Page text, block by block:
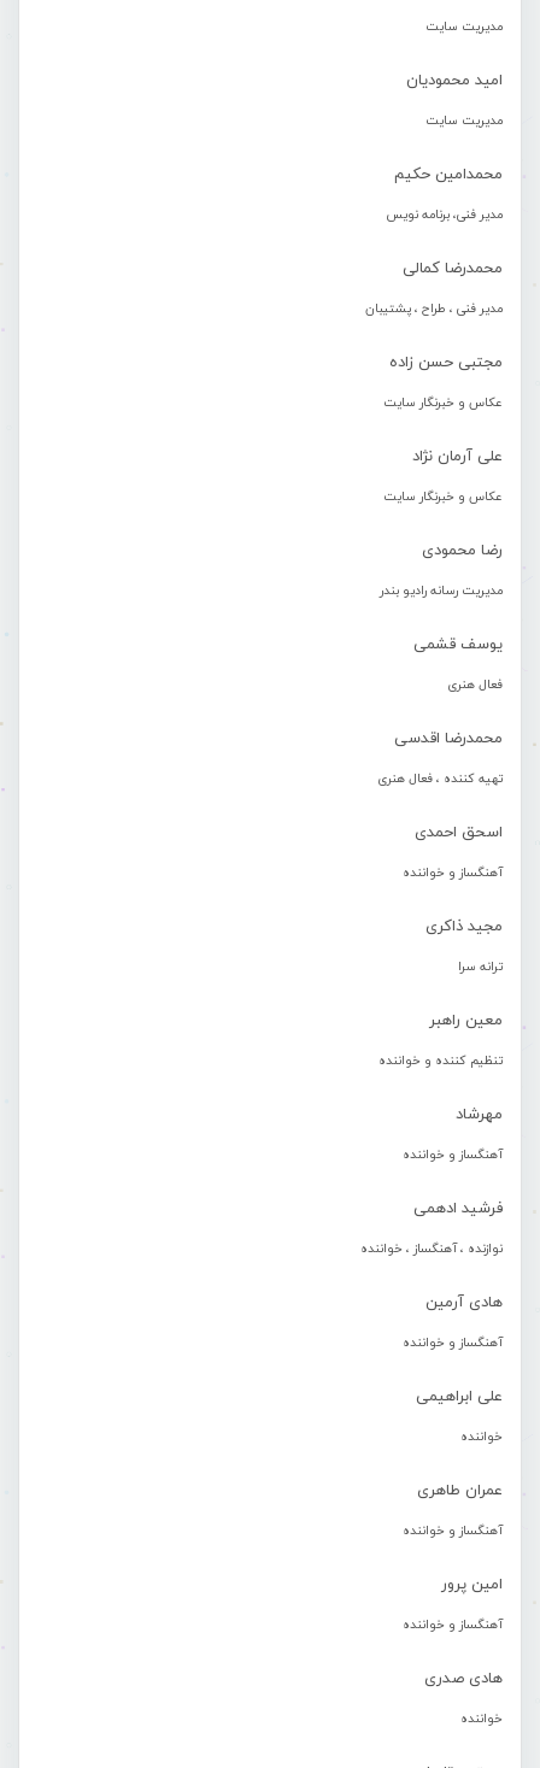
مدیریت سایت
امید محمودیان
مدیریت سایت
محمدامین حکیم
مدیر فنی، برنامه نویس
محمدرضا کمالی
مدیر فنی ، طراح ، پشتیبان
مجتبی حسن زاده
عکاس و خبرنگار سایت
علی آرمان نژاد
عکاس و خبرنگار سایت
رضا محمودی
مدیریت رسانه رادیو بندر
یوسف قشمی
فعال هنری
محمدرضا اقدسی
تهیه کننده ، فعال هنری
اسحق احمدی
آهنگساز و خواننده
مجید ذاکری
ترانه سرا
معین راهبر
تنظیم کننده و خواننده
مهرشاد
آهنگساز و خواننده
فرشید ادهمی
نوازنده ، آهنگساز ، خواننده
هادی آرمین
آهنگساز و خواننده
علی ابراهیمی
خواننده
عمران طاهری
آهنگساز و خواننده
امین پرور
آهنگساز و خواننده
هادی صدری
خواننده